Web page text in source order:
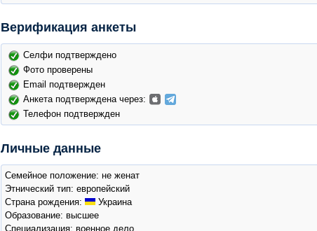
Верификация анкеты
Селфи подтверждено
Фото проверены
Email подтвержден
Анкета подтверждена через:
Телефон подтвержден
Личные данные
Семейное положение: не женат
Этнический тип: европейский
Страна рождения:
Украина
Образование: высшее
Специализация: военное дело